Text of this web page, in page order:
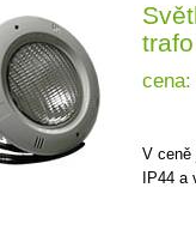
trafo
cena:
V ceně
IP44